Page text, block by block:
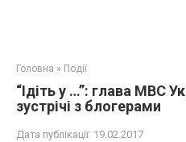
Головна » Події
“Ідіть у …”: глава МВС
зустрічі з блогерами
Дата публікації: 19.02.2017